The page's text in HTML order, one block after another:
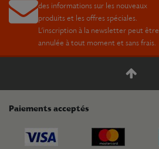
des informations sur les nouveaux
produits et les offres spéciales.
L’inscription à la newsletter peut être
annulée à tout moment et sans frais.
Paiements acceptés